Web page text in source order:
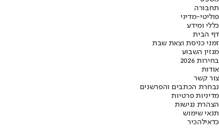
תחבורה
פוליטי-מדיני
כללי ומידע
דף הבית
זמני כניסת וצאת שבת
מגזין השבוע
בחירות 2026
אודות
צור קשר
נבחרת הכתבים והפרשנים
מדיניות פרטיות
הצהרת נגישות
תנאי שימוש
כדאילהכיר